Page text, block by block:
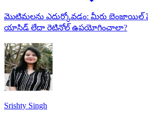
మొటిమలను ఎదుర్కోవడం: మీరు బెంజాయిల్
యాసిడ్ లేదా రెటినోల్ ఉపయోగించాలా?
Srishty Singh